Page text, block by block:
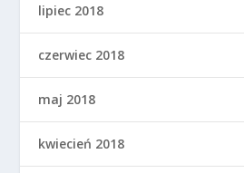
lipiec 2018
czerwiec 2018
maj 2018
kwiecień 2018